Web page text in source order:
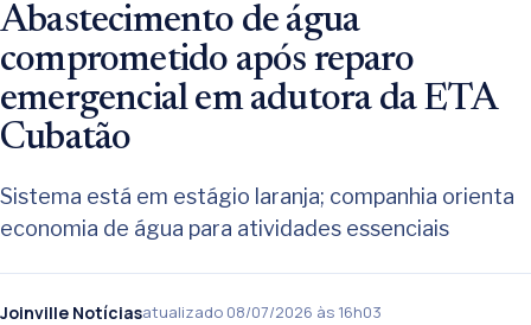
Abastecimento de água
comprometido após reparo
emergencial em adutora da ETA
Cubatão
Sistema está em estágio laranja; companhia orienta
economia de água para atividades essenciais
Joinville Notíciasatualizado 08/07/2026 às 16h03